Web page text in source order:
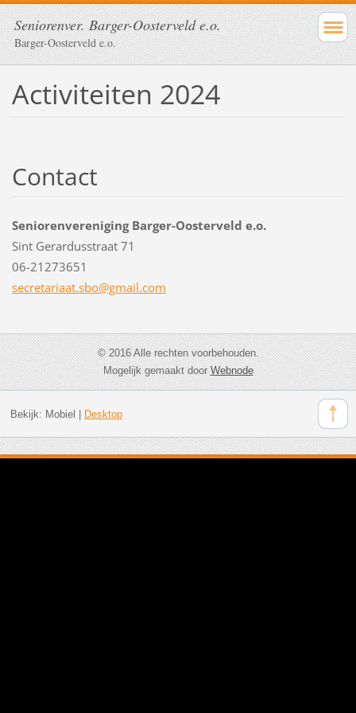
Seniorenver. Barger-Oosterveld e.o.
Barger-Oosterveld e.o.
Activiteiten 2024
Contact
Seniorenvereniging Barger-Oosterveld e.o.
Sint Gerardusstraat 71
06-21273651
secretariaat.sbo@gmail.com
© 2016 Alle rechten voorbehouden.
Mogelijk gemaakt doorWebnode
Bekijk: Mobiel Desktop